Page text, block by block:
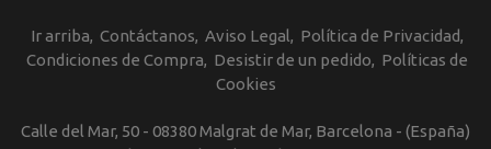
Ir arriba Contáctanos Aviso Legal
Política de Privacidad
Condiciones de Compra
Desistir de un pedido
Políticas de
Cookies
Calle del Mar, 50 - 08380 Malgrat de Mar, Barcelona - (España)